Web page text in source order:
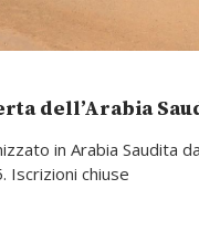
dell’Arabia
in Arabia Saudita
Iscrizioni chiuse